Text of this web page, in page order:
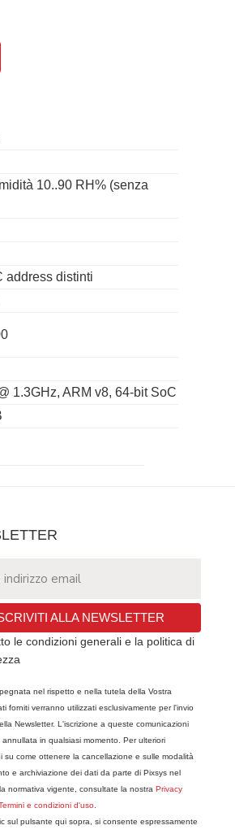
10..90 RH% (senza
address distinti
1.3GHz, ARM v8, 64-bit SoC
ALLA NEWSLETTER
le condizioni generali e la politica di
nel rispetto e nella tutela della Vostra
forniti verranno utilizzati esclusivamente per l'invio
Newsletter. L'iscrizione a queste comunicazioni
in qualsiasi momento. Per ulteriori
su come ottenere la cancellazione e sulle modalità
e archiviazione dei dati da parte di Pixsys nel
normativa vigente, consultate la nostra Privacy
e condizioni d'uso
sul pulsante qui sopra, si consente espressamente